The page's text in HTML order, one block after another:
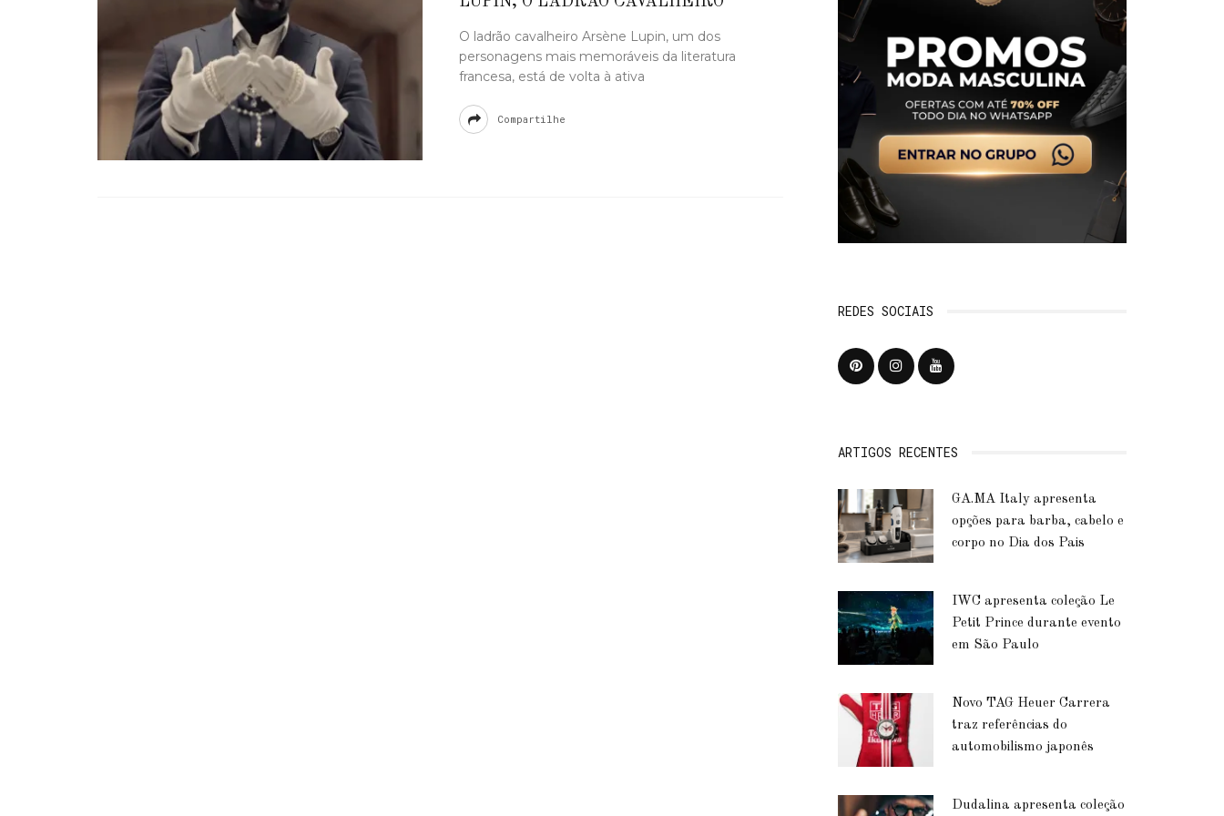
O ladrão cavalheiro Arsène Lupin, um dos
personagens mais memoráveis da literatura
francesa, está de volta à ativa
Compartilhe
REDES SOCIAIS
ARTIGOS RECENTES
GA.MA Italy apresenta
opções para barba, cabelo e
corpo no Dia dos Pais
IWC apresenta coleção Le
Petit Prince durante evento
em São Paulo
Novo TAG Heuer Carrera
traz referências do
automobilismo japonês
Dudalina apresenta coleção